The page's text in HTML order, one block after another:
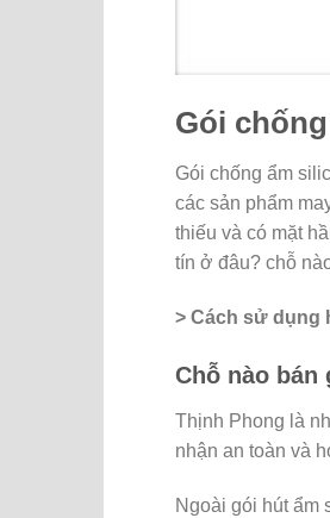
Gói
Gói chống ẩm
các sản phẩm
thiếu và có mặt
tín ở đâu? chỗ
> Cách sử dụng
Chỗ nào bán
Thịnh Phong là
nhận an toàn và
Ngoài gói hút ẩm